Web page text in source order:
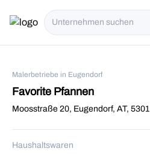
Malerbetriebe in Eugendorf
Favorite Pfannen
Moosstraße 20, Eugendorf, AT, 5301
Haushaltswaren